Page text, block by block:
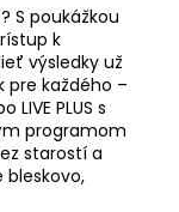
S poukážkou
k
výsledky už
pre každého –
PLUS s
programom
starostí a
bleskovo,